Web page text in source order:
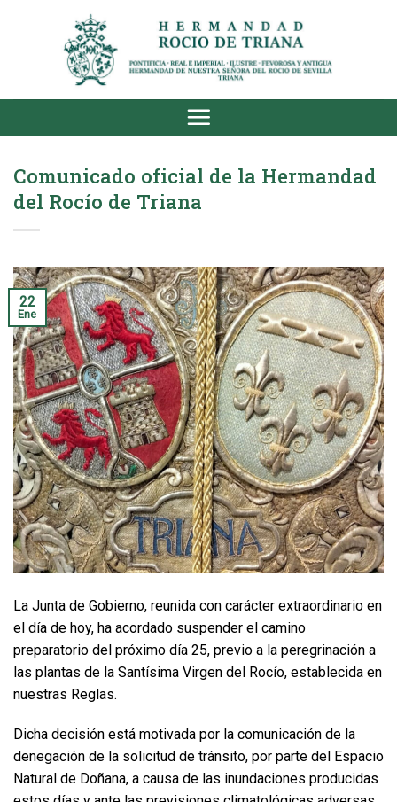
Comunicado oficial de la Hermandad
del Rocío de Triana
22
Ene
La Junta de Gobierno, reunida con carácter extraordinario en
el día de hoy, ha acordado suspender el camino
preparatorio del próximo día 25, previo a la peregrinación a
las plantas de la Santísima Virgen del Rocío, establecida en
nuestras Reglas.
Dicha decisión está motivada por la comunicación de la
denegación de la solicitud de tránsito, por parte del Espacio
Natural de Doñana, a causa de las inundaciones producidas